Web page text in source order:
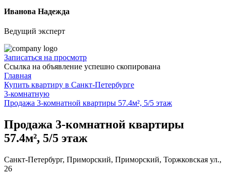
Иванова Надежда
Ведущий эксперт
Записаться на просмотр
Ссылка на объявление успешно скопирована
Главная
Купить квартиру в Санкт-Петербурге
3-комнатную
Продажа 3-комнатной квартиры 57.4м², 5/5 этаж
Продажа 3-комнатной квартиры
57.4м², 5/5 этаж
Санкт-Петербург, Приморский, Приморский, Торжковская ул.,
26